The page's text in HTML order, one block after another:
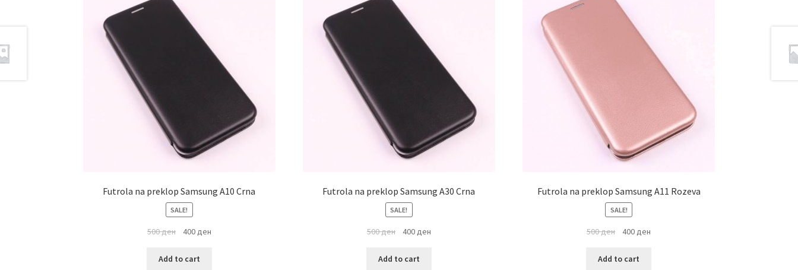
Futrola na preklop Samsung A10 Crna
SALE!
500ден 400ден
Add to cart
Futrola na preklop Samsung A30 Crna
SALE!
500ден 400ден
Add to cart
Futrola na preklop Samsung A11 Rozeva
SALE!
500ден 400ден
Add to cart